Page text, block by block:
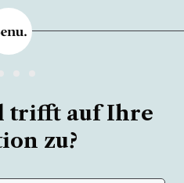
trifft auf Ihre
zu?